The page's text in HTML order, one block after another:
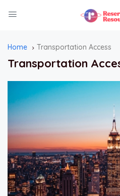
Home Transportation Access
Transportation